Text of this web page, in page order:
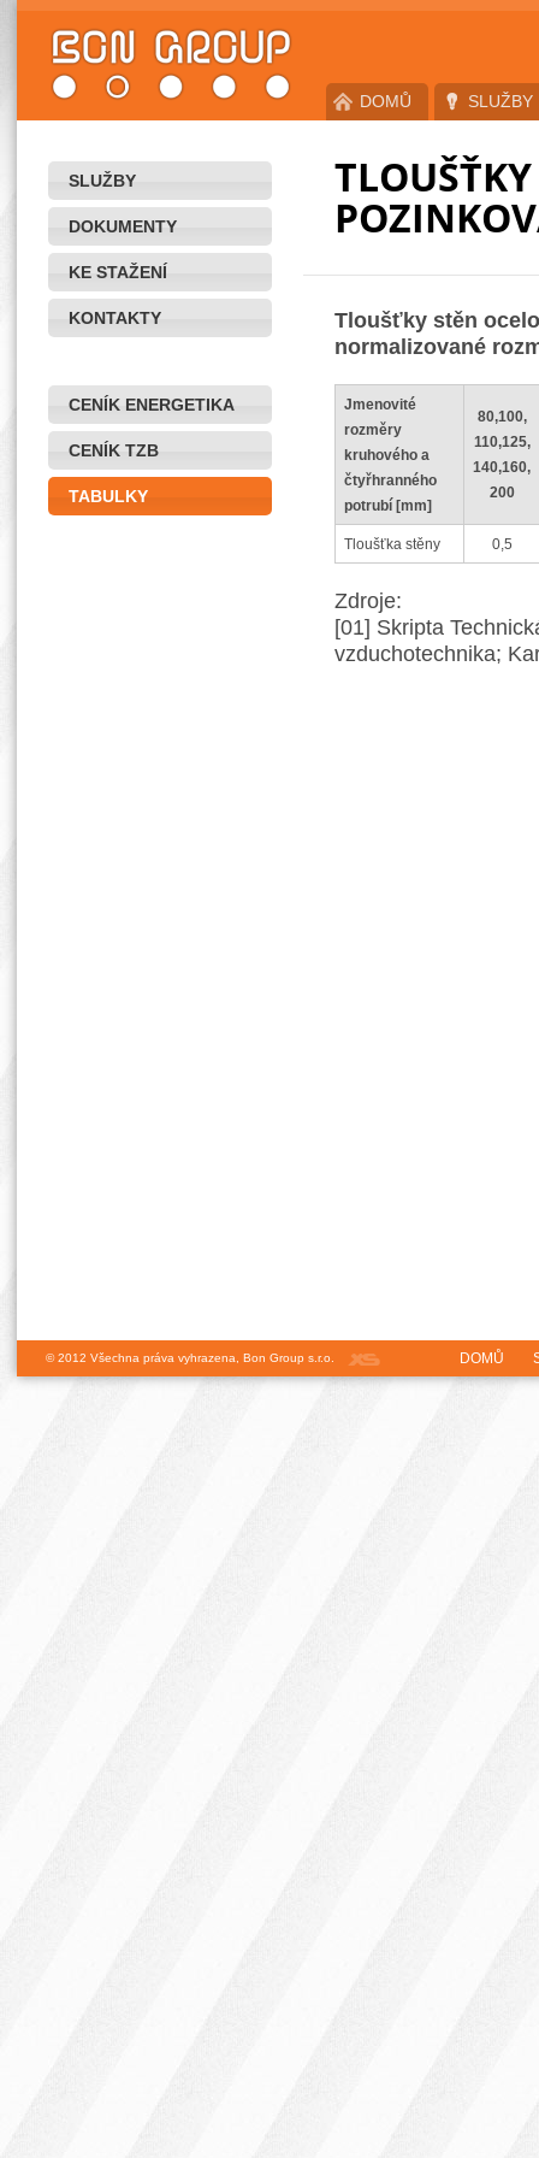
DOMŮ SLUŽBY
SLUŽBY
DOKUMENTY
KE STAŽENÍ
KONTAKTY
CENÍK ENERGETIKA
CENÍK TZB
TABULKY
TLOUŠŤKY
Tloušťky stěn
normalizované
Jmenovité
rozměry
kruhového a
čtyřhranného
potrubí [mm]
80,100,
110,125,
140,160,
200
Tloušťka stěny 0,5
Zdroje:
[01] Skripta
vzduchotechnika;
© 2012 Všechna práva vyhrazena, Bon Group s.r.o. DOMŮ